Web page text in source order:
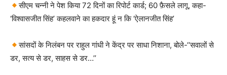
सीएम चन्नी ने पेश किया 72 दिनों का रिपोर्ट कार्ड; 60 फ़ैसले लागू, कहा-
‘विश्वासजीत सिंह’ कहलवाने का हकदार हूं न कि ‘ऐलानजीत सिंह’
सांसदों के निलंबन पर राहुल गांधी ने केंद्र पर साधा निशाना, बोले-‘‘सवालों से
डर, सत्य से डर, साहस से डर…’’